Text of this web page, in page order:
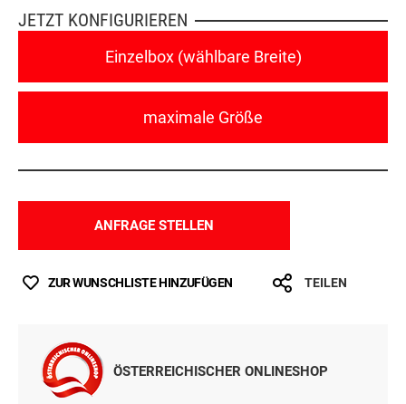
JETZT KONFIGURIEREN
Einzelbox (wählbare Breite)
maximale Größe
ANFRAGE STELLEN
ZUR WUNSCHLISTE HINZUFÜGEN TEILEN
ÖSTERREICHISCHER ONLINESHOP